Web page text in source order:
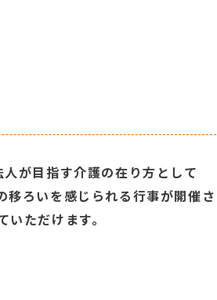
が目指す介護の在り方として
移ろいを感じられる行事が開催さ
ただけます。